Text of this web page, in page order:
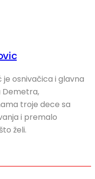
osnivačica i glavna
troje dece sa
i premalo
želi.